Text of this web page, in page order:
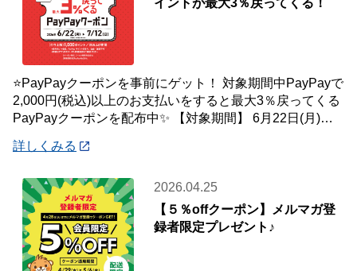
イントが最大3％戻ってくる！
⭐PayPayクーポンを事前にゲット！ 対象期間中PayPayで
2,000円(税込)以上のお支払いをすると最大3％戻ってくる
PayPayクーポンを配布中✨ 【対象期間】 6月22日(月)～7
詳しくみる
2026.04.25
【５％offクーポン】メルマガ登
録者限定プレゼント♪